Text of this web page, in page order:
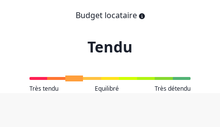
Budget locataire
Tendu
Très tendu Equilibré Très détendu